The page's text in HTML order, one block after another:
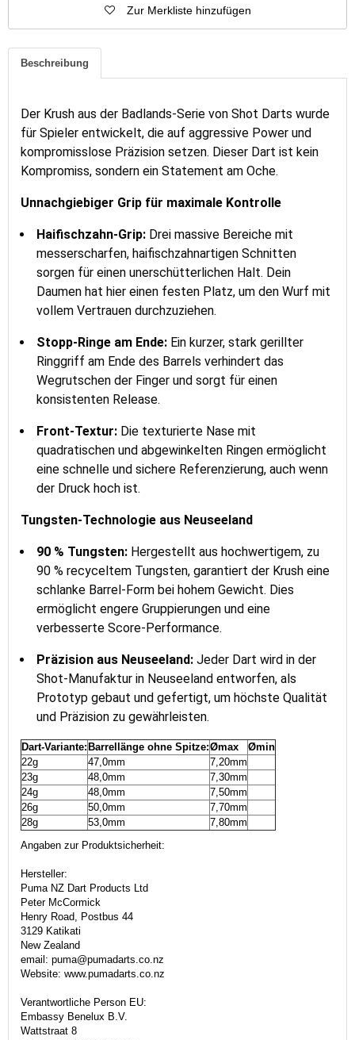
Zur Merkliste hinzufügen
Beschreibung
Der Krush aus der Badlands-Serie von Shot Darts wurde
für Spieler entwickelt, die auf aggressive Power und
kompromisslose Präzision setzen. Dieser Dart ist kein
Kompromiss, sondern ein Statement am Oche.
Unnachgiebiger Grip für maximale Kontrolle
Haifischzahn-Grip: Drei massive Bereiche mit
messerscharfen, haifischzahnartigen Schnitten
sorgen für einen unerschütterlichen Halt. Dein
Daumen hat hier einen festen Platz, um den Wurf mit
vollem Vertrauen durchzuziehen.
Stopp-Ringe am Ende: Ein kurzer, stark gerillter
Ringgriff am Ende des Barrels verhindert das
Wegrutschen der Finger und sorgt für einen
konsistenten Release.
Front-Textur: Die texturierte Nase mit
quadratischen und abgewinkelten Ringen ermöglicht
eine schnelle und sichere Referenzierung, auch wenn
der Druck hoch ist.
Tungsten-Technologie aus Neuseeland
90 % Tungsten: Hergestellt aus hochwertigem, zu
90 % recyceltem Tungsten, garantiert der Krush eine
schlanke Barrel-Form bei hohem Gewicht. Dies
ermöglicht engere Gruppierungen und eine
verbesserte Score-Performance.
Präzision aus Neuseeland: Jeder Dart wird in der
Shot-Manufaktur in Neuseeland entworfen, als
Prototyp gebaut und gefertigt, um höchste Qualität
und Präzision zu gewährleisten.
Dart-Variante:Barrellänge ohne Spitze:Ømax
Ømin
22g
47,0mm
7,20mm
23g
48,0mm
7,30mm
24g
48,0mm
7,50mm
26g
50,0mm
7,70mm
28g
53,0mm
7,80mm
Angaben zur Produktsicherheit:
Hersteller:
Puma NZ Dart Products Ltd
Peter McCormick
Henry Road, Postbus 44
3129 Katikati
New Zealand
email: puma@pumadarts.co.nz
Website: www.pumadarts.co.nz
Verantwortliche Person EU:
Embassy Benelux B.V.
Wattstraat 8